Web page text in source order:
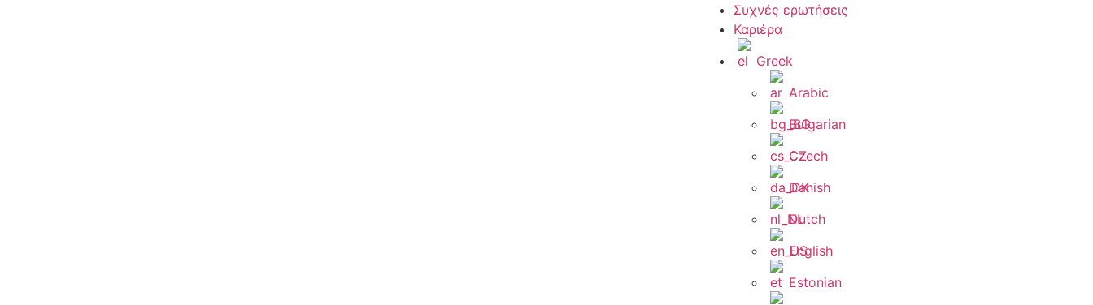
Συχνές ερωτήσεις
Καριέρα
Greek
Arabic
Bulgarian
Czech
Danish
Dutch
English
Estonian